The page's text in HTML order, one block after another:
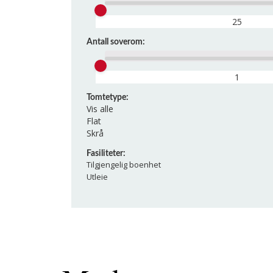
Antall soverom:
Tomtetype:
Vis alle
Flat
Skrå
Fasiliteter:
Tilgjengelig boenhet
Utleie